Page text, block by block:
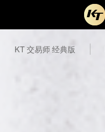
KT 交易师 经典版